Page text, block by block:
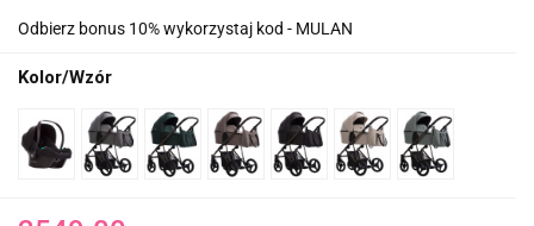
Odbierz bonus 10% wykorzystaj kod - MULAN
Kolor/Wzór